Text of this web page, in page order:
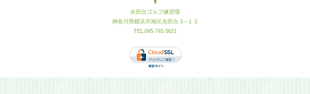
永田台ゴルフ練習場
神奈川県横浜市南区永田台３−１２
TEL.045-741-5621